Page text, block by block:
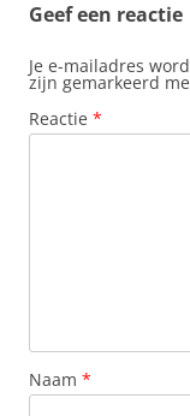
Geef een reactie
Je e-mailadres
zijn gemarkeerd
Reactie *
Naam *